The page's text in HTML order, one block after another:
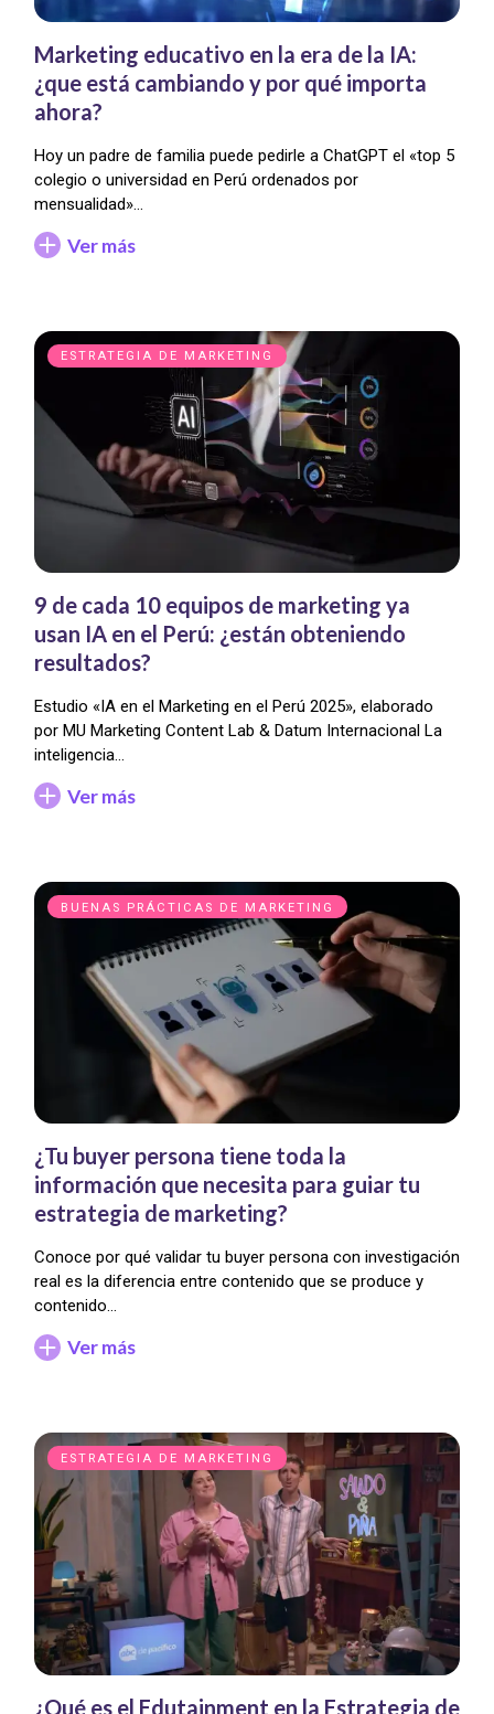
Marketing educativo en la era de la IA:
¿que está cambiando y por qué importa
ahora?
Hoy un padre de familia puede pedirle a ChatGPT el «top 5
colegio o universidad en Perú ordenados por
mensualidad»…
Ver más
ESTRATEGIA DE MARKETING
9 de cada 10 equipos de marketing ya
usan IA en el Perú: ¿están obteniendo
resultados?
Estudio «IA en el Marketing en el Perú 2025», elaborado
por MU Marketing Content Lab & Datum Internacional La
inteligencia…
Ver más
BUENAS PRÁCTICAS DE MARKETING
¿Tu buyer persona tiene toda la
información que necesita para guiar tu
estrategia de marketing?
Conoce por qué validar tu buyer persona con investigación
real es la diferencia entre contenido que se produce y
contenido…
Ver más
ESTRATEGIA DE MARKETING
¿Qué es el Edutainment en la Estrategia de